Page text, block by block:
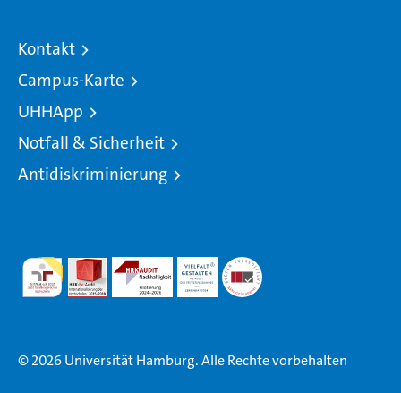
Kontakt
Campus-Karte
UHHApp
Notfall & Sicherheit
Antidiskriminierung
© 2026 Universität Hamburg. Alle Rechte vorbehalten